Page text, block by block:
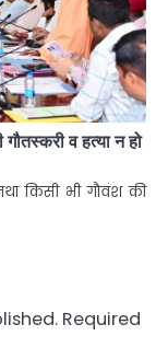
गौतस्करी व हत्या न हो
किसी भी गौवंश की
Required